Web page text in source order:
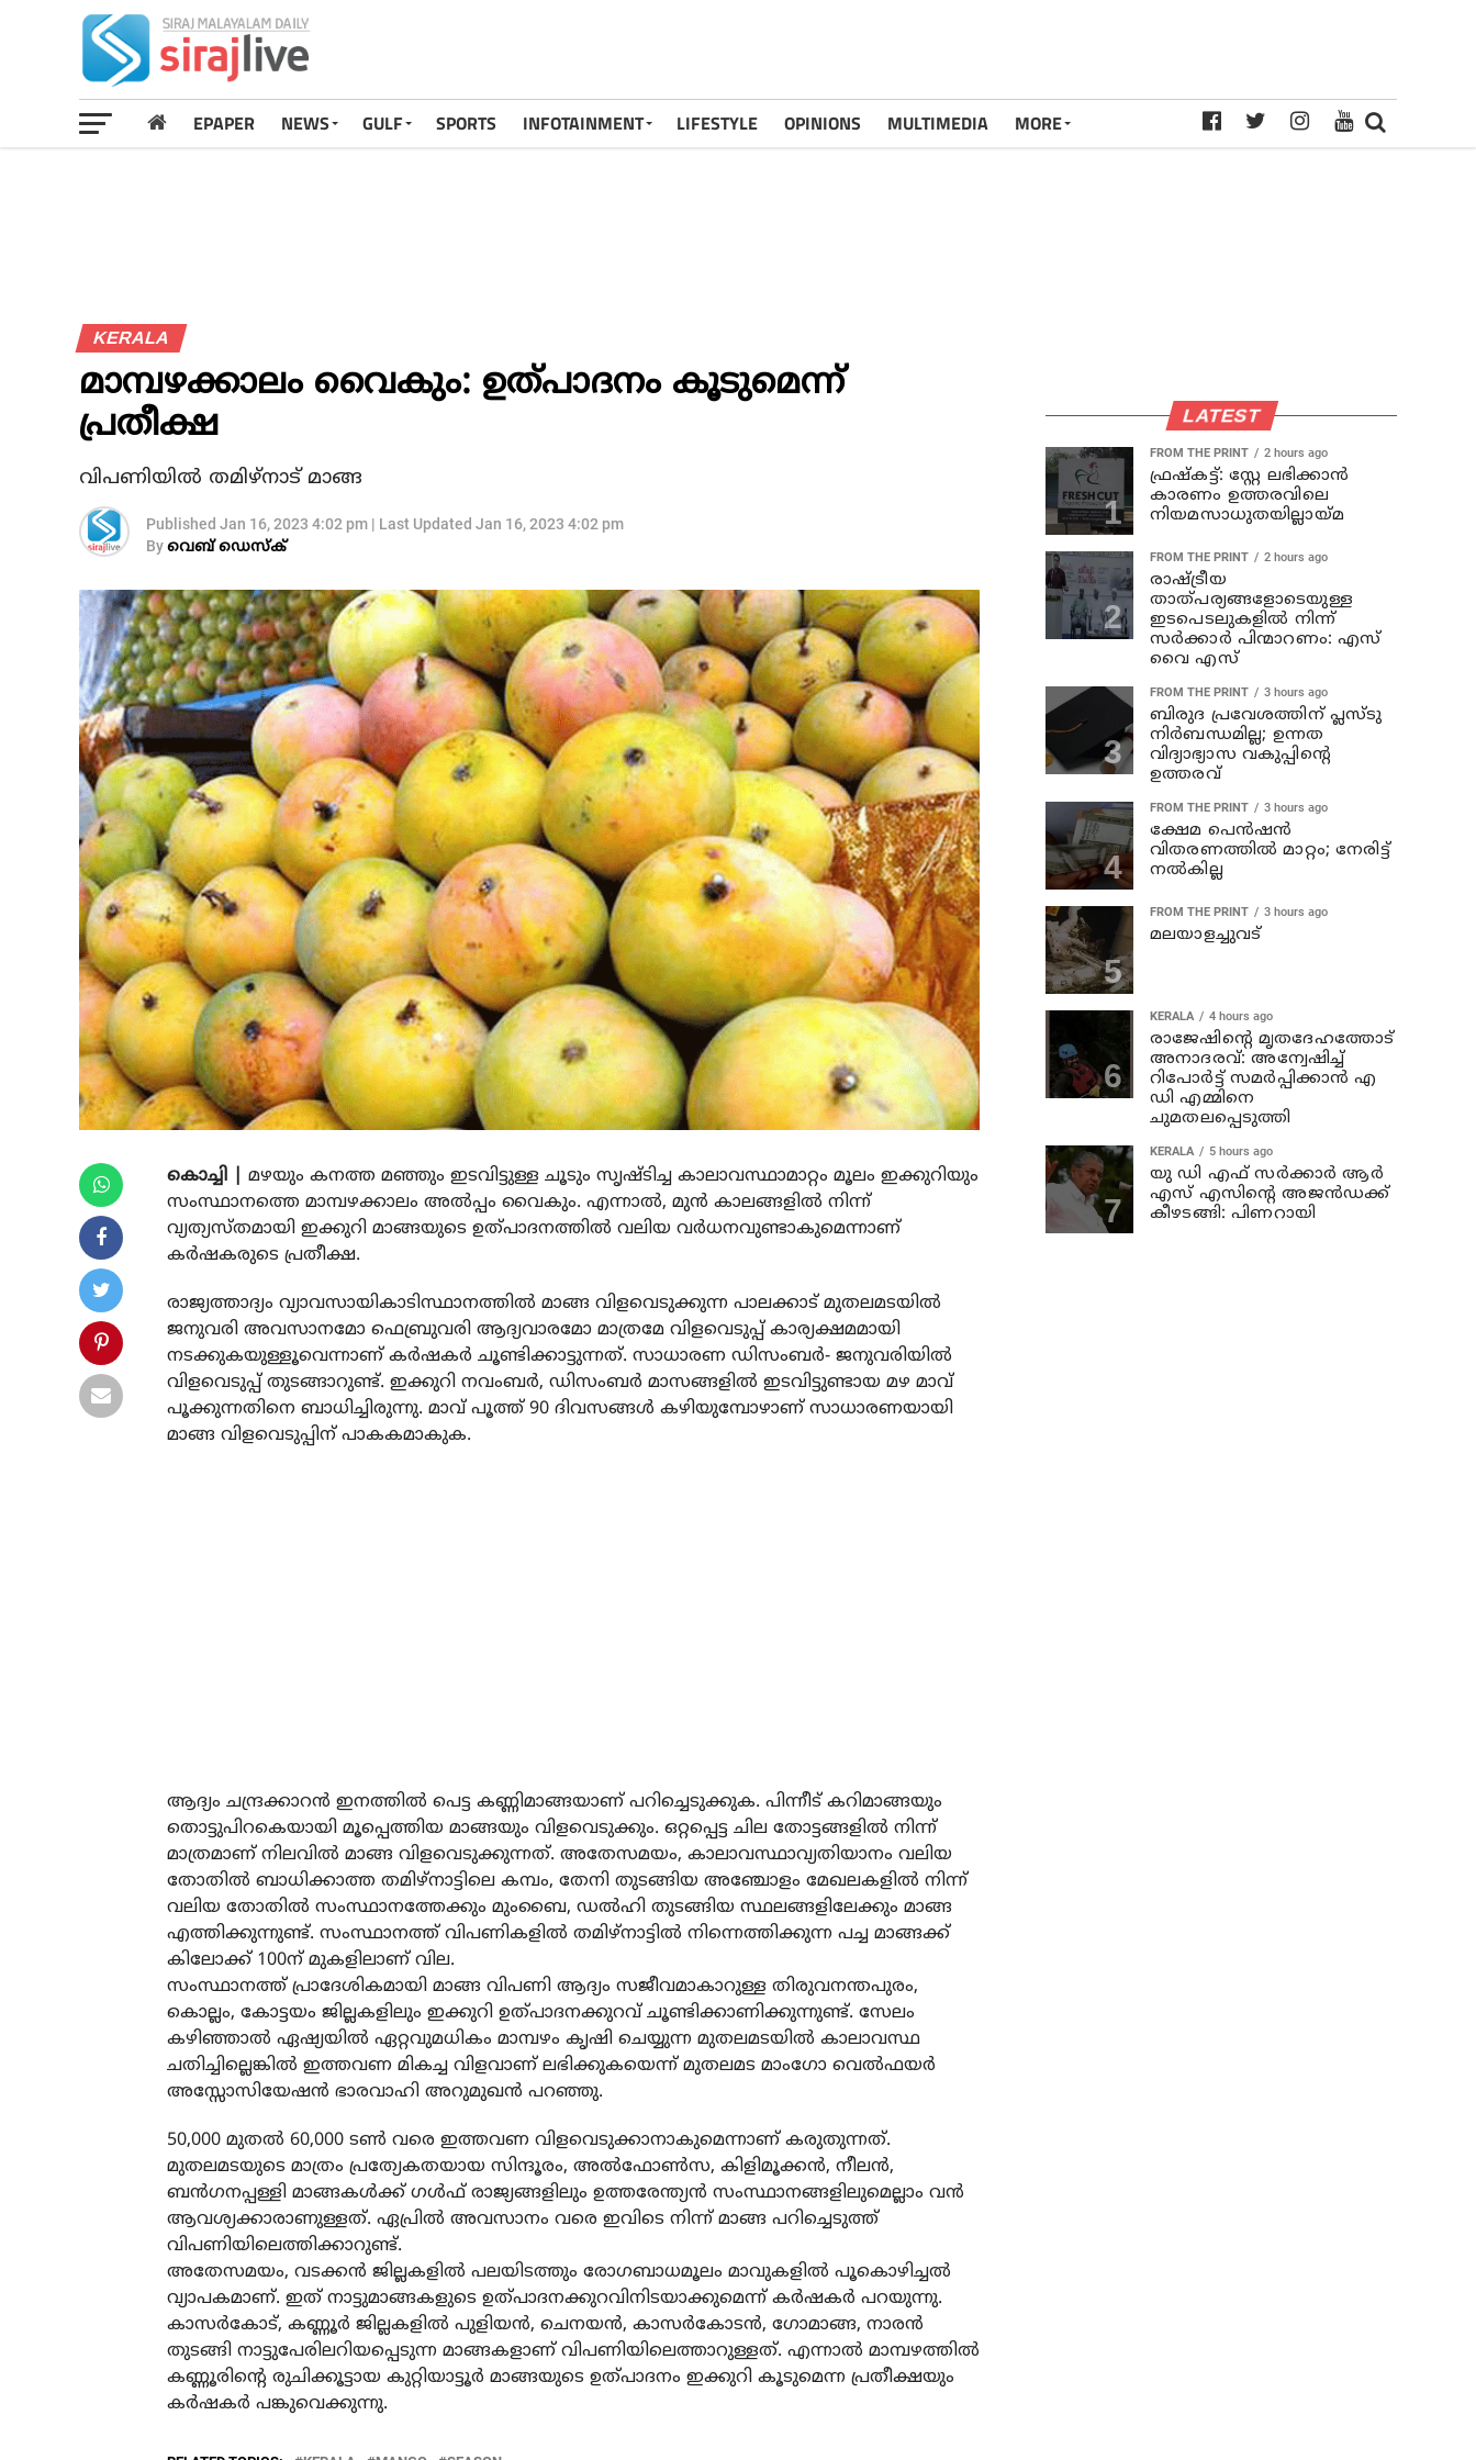
EPAPER NEWS GULF SPORTS INFOTAINMENT LIFESTYLE OPINIONS MULTIMEDIA MORE
KERALA
മാമ്പഴക്കാലം വൈകും: ഉത്പാദനം കൂടുമെന്ന്
പ്രതീക്ഷ
വിപണിയിൽ തമിഴ്‌നാട് മാങ്ങ
Published Jan 16, 2023 4:02 pm | Last Updated Jan 16, 2023 4:02 pm
Byവെബ് ഡെസ്‌ക്
കൊച്ചി |
മഴയും കനത്ത മഞ്ഞും ഇടവിട്ടുള്ള ചൂടും സൃഷ്ടിച്ച കാലാവസ്ഥാമാറ്റം മൂലം ഇക്കുറിയും
സംസ്ഥാനത്തെ മാമ്പഴക്കാലം അൽപ്പം വൈകും. എന്നാൽ, മുൻ കാലങ്ങളിൽ നിന്ന്
വ്യത്യസ്തമായി ഇക്കുറി മാങ്ങയുടെ ഉത്പാദനത്തിൽ വലിയ വർധനവുണ്ടാകുമെന്നാണ്
കർഷകരുടെ പ്രതീക്ഷ.
രാജ്യത്താദ്യം വ്യാവസായികാടിസ്ഥാനത്തിൽ മാങ്ങ വിളവെടുക്കുന്ന പാലക്കാട് മുതലമടയിൽ
ജനുവരി അവസാനമോ ഫെബ്രുവരി ആദ്യവാരമോ മാത്രമേ വിളവെടുപ്പ് കാര്യക്ഷമമായി
നടക്കുകയുള്ളൂവെന്നാണ് കർഷകർ ചൂണ്ടിക്കാട്ടുന്നത്. സാധാരണ ഡിസംബർ- ജനുവരിയിൽ
വിളവെടുപ്പ് തുടങ്ങാറുണ്ട്. ഇക്കുറി നവംബർ, ഡിസംബർ മാസങ്ങളിൽ ഇടവിട്ടുണ്ടായ മഴ മാവ്
പൂക്കുന്നതിനെ ബാധിച്ചിരുന്നു. മാവ് പൂത്ത് 90 ദിവസങ്ങൾ കഴിയുമ്പോഴാണ് സാധാരണയായി
മാങ്ങ വിളവെടുപ്പിന് പാകകമാകുക.
ആദ്യം ചന്ദ്രക്കാറൻ ഇനത്തിൽ പെട്ട കണ്ണിമാങ്ങയാണ് പറിച്ചെടുക്കുക. പിന്നീട് കറിമാങ്ങയും
തൊട്ടുപിറകെയായി മൂപ്പെത്തിയ മാങ്ങയും വിളവെടുക്കും. ഒറ്റപ്പെട്ട ചില തോട്ടങ്ങളിൽ നിന്ന്
മാത്രമാണ് നിലവിൽ മാങ്ങ വിളവെടുക്കുന്നത്. അതേസമയം, കാലാവസ്ഥാവ്യതിയാനം വലിയ
തോതിൽ ബാധിക്കാത്ത തമിഴ്‌നാട്ടിലെ കമ്പം, തേനി തുടങ്ങിയ അഞ്ചോളം മേഖലകളിൽ നിന്ന്
വലിയ തോതിൽ സംസ്ഥാനത്തേക്കും മുംബൈ, ഡൽഹി തുടങ്ങിയ സ്ഥലങ്ങളിലേക്കും മാങ്ങ
എത്തിക്കുന്നുണ്ട്. സംസ്ഥാനത്ത് വിപണികളിൽ തമിഴ്‌നാട്ടിൽ നിന്നെത്തിക്കുന്ന പച്ച മാങ്ങക്ക്
കിലോക്ക് 100ന് മുകളിലാണ് വില.
സംസ്ഥാനത്ത് പ്രാദേശികമായി മാങ്ങ വിപണി ആദ്യം സജീവമാകാറുള്ള തിരുവനന്തപുരം,
കൊല്ലം, കോട്ടയം ജില്ലകളിലും ഇക്കുറി ഉത്പാദനക്കുറവ് ചൂണ്ടിക്കാണിക്കുന്നുണ്ട്. സേലം
കഴിഞ്ഞാൽ ഏഷ്യയിൽ ഏറ്റവുമധികം മാമ്പഴം കൃഷി ചെയ്യുന്ന മുതലമടയിൽ കാലാവസ്ഥ
ചതിച്ചില്ലെങ്കിൽ ഇത്തവണ മികച്ച വിളവാണ് ലഭിക്കുകയെന്ന് മുതലമട മാംഗോ വെൽഫയർ
അസ്സോസിയേഷൻ ഭാരവാഹി അറുമുഖൻ പറഞ്ഞു.
50,000 മുതൽ 60,000 ടൺ വരെ ഇത്തവണ വിളവെടുക്കാനാകുമെന്നാണ് കരുതുന്നത്.
മുതലമടയുടെ മാത്രം പ്രത്യേകതയായ സിന്ദൂരം, അൽഫോൺസ, കിളിമൂക്കൻ, നീലൻ,
ബൻഗനപ്പള്ളി മാങ്ങകൾക്ക് ഗൾഫ് രാജ്യങ്ങളിലും ഉത്തരേന്ത്യൻ സംസ്ഥാനങ്ങളിലുമെല്ലാം വൻ
ആവശ്യക്കാരാണുള്ളത്. ഏപ്രിൽ അവസാനം വരെ ഇവിടെ നിന്ന് മാങ്ങ പറിച്ചെടുത്ത്
വിപണിയിലെത്തിക്കാറുണ്ട്.
അതേസമയം, വടക്കൻ ജില്ലകളിൽ പലയിടത്തും രോഗബാധമൂലം മാവുകളിൽ പൂകൊഴിച്ചൽ
വ്യാപകമാണ്. ഇത് നാട്ടുമാങ്ങകളുടെ ഉത്പാദനക്കുറവിനിടയാക്കുമെന്ന് കർഷകർ പറയുന്നു.
കാസർകോട്, കണ്ണൂർ ജില്ലകളിൽ പുളിയൻ, ചെനയൻ, കാസർകോടൻ, ഗോമാങ്ങ, നാരൻ
തുടങ്ങി നാട്ടുപേരിലറിയപ്പെടുന്ന മാങ്ങകളാണ് വിപണിയിലെത്താറുള്ളത്. എന്നാൽ മാമ്പഴത്തിൽ
കണ്ണൂരിന്റെ രുചിക്കൂട്ടായ കുറ്റിയാട്ടൂർ മാങ്ങയുടെ ഉത്പാദനം ഇക്കുറി കൂടുമെന്ന പ്രതീക്ഷയും
കർഷകർ പങ്കുവെക്കുന്നു.
LATEST
FROM THE PRINT 2 hours ago
ഫ്രഷ്‌കട്ട്: സ്റ്റേ ലഭിക്കാന്‍
കാരണം ഉത്തരവിലെ
നിയമസാധുതയില്ലായ്മ
FROM THE PRINT 2 hours ago
രാഷ്ട്രീയ
താത്പര്യങ്ങളോടെയുള്ള
ഇടപെടലുകളില്‍ നിന്ന്
സര്‍ക്കാര്‍ പിന്മാറണം: എസ്
വൈ എസ്
FROM THE PRINT 3 hours ago
ബിരുദ പ്രവേശത്തിന് പ്ലസ്ടു
നിര്‍ബന്ധമില്ല; ഉന്നത
വിദ്യാഭ്യാസ വകുപ്പിന്റെ
ഉത്തരവ്
FROM THE PRINT 3 hours ago
ക്ഷേമ പെന്‍ഷന്‍
വിതരണത്തില്‍ മാറ്റം; നേരിട്ട്
നല്‍കില്ല
FROM THE PRINT 3 hours ago
മലയാളച്ചുവട്
KERALA 4 hours ago
രാജേഷിന്റെ മൃതദേഹത്തോട്
അനാദരവ്: അന്വേഷിച്ച്
റിപോര്‍ട്ട് സമര്‍പ്പിക്കാന്‍ എ
ഡി എമ്മിനെ
ചുമതലപ്പെടുത്തി
KERALA 5 hours ago
യു ഡി എഫ് സര്‍ക്കാര്‍ ആര്‍
എസ് എസിന്റെ അജന്‍ഡക്ക്‌
കീഴടങ്ങി: പിണറായി